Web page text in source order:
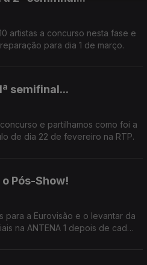
artistas a concurso nesta fase e
para dia 1 de março.
semifinal...
e partilhamos como foi a
de dia 22 de fevereiro na RTP.
Pós-Show!
para a Eurovisão e o levantar da
na ANTENA 1 depois de cada